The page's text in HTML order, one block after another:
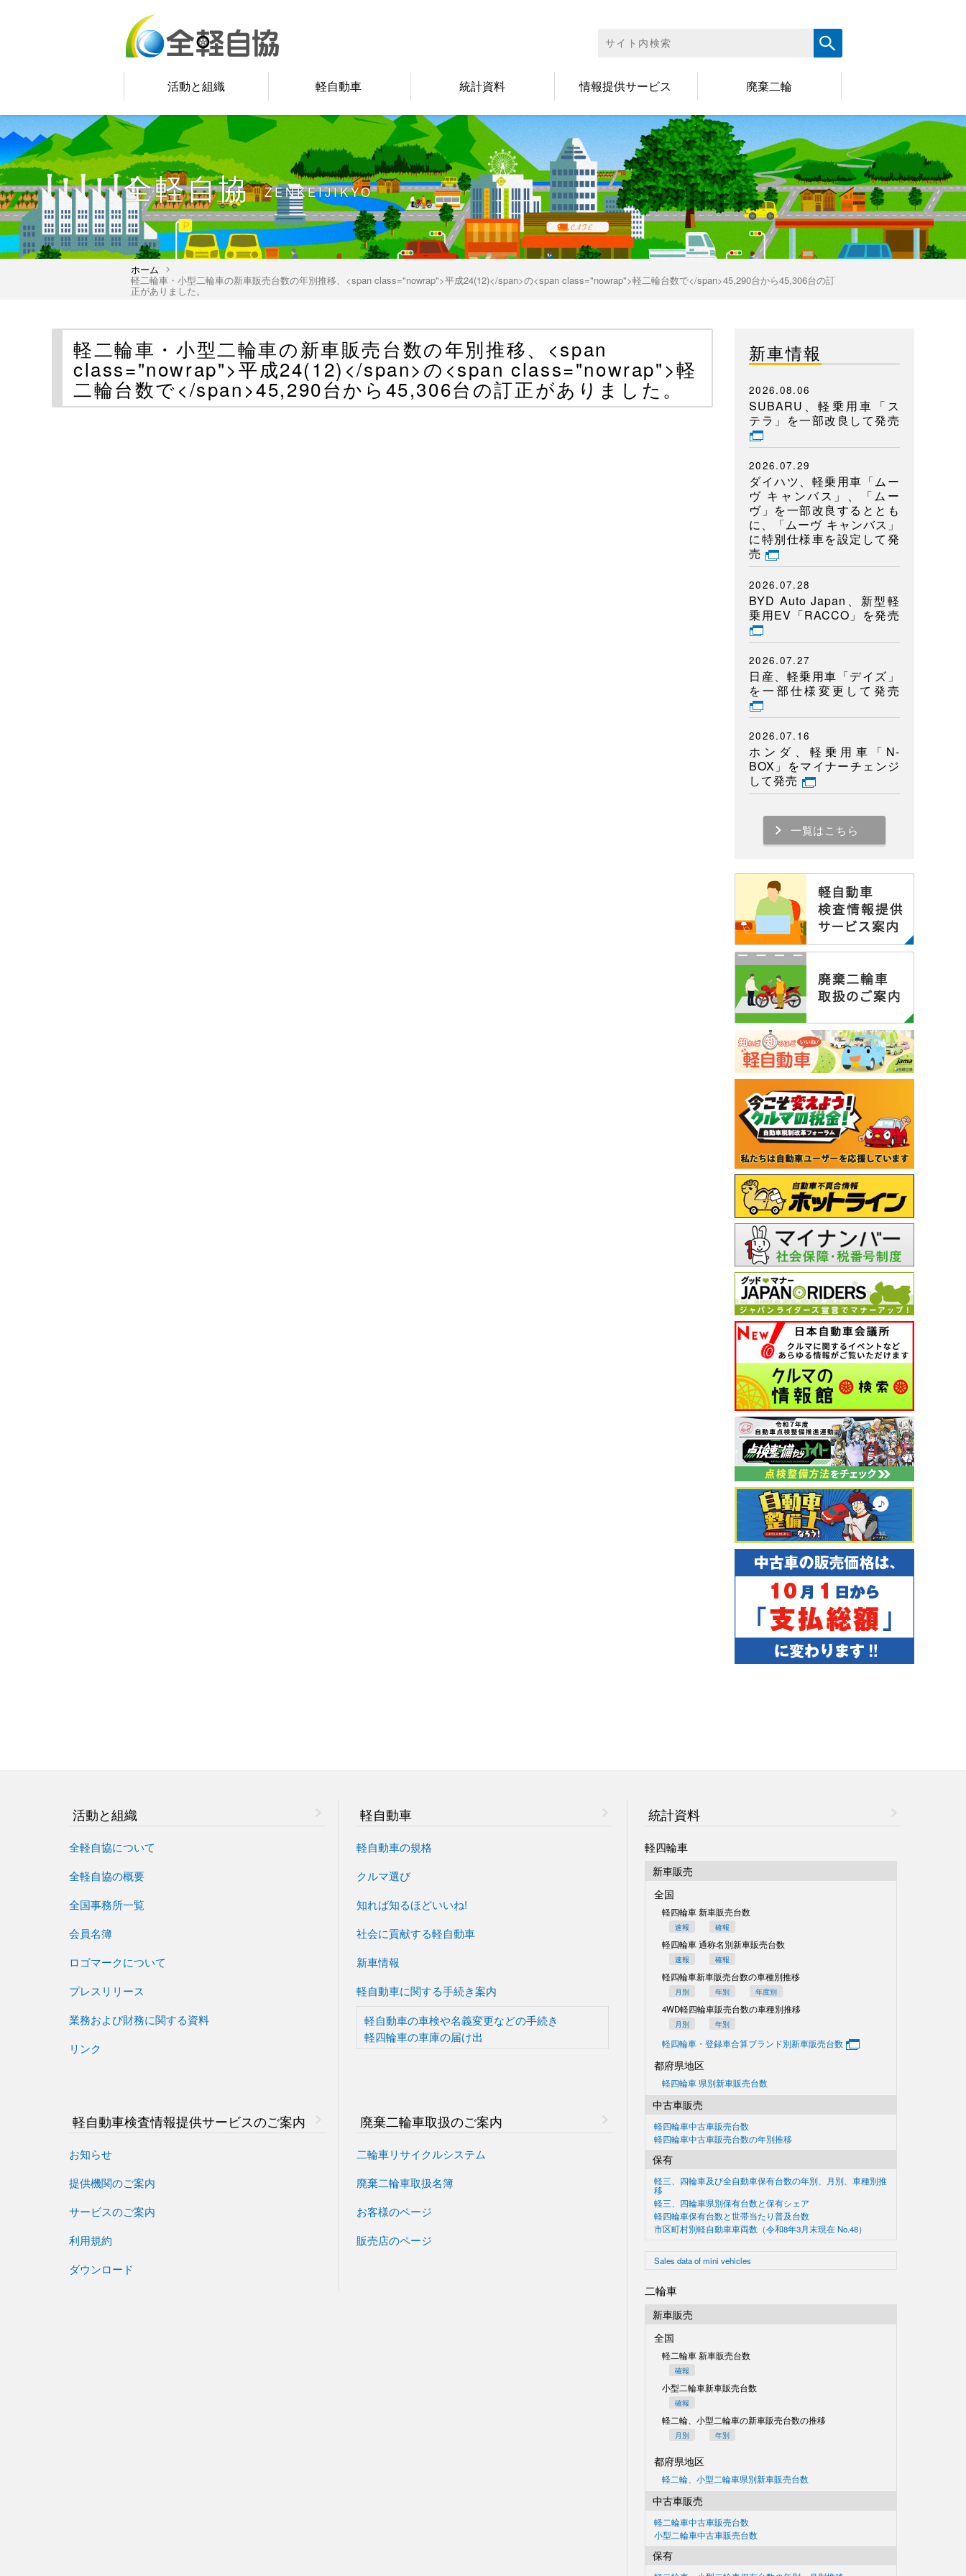
活動と組織 軽自動車 統計資料 情報提供サービス 廃棄二輪
索:
全軽自協 ZENKEIJIKYO
ホーム
軽二輪車・小型二輪車の新車販売台数の年別推移、<span class="nowrap">平成24(12)</span>の<span class="nowrap">軽二輪台数で</span>45,290台から45,306台の訂
正がありました。
軽二輪車・小型二輪車の新車販売台数の年別推移、<span
class="nowrap">平成24(12)</span>の<span class="nowrap">軽
二輪台数で</span>45,290台から45,306台の訂正がありました。
新車情報
2026.08.06
SUBARU、軽乗用車「ス
テラ」を一部改良して発売
2026.07.29
ダイハツ、軽乗用車「ムー
ヴ キャンバス」、「ムー
ヴ」を一部改良するととも
に、「ムーヴ キャンバス」
に特別仕様車を設定して発
売
2026.07.28
BYD Auto Japan、新型軽
乗用EV「RACCO」を発売
2026.07.27
日産、軽乗用車「デイズ」
を一部仕様変更して発売
2026.07.16
ホンダ、軽乗用車「N-
BOX」をマイナーチェンジ
して発売
一覧はこちら
活動と組織
全軽自協について
全軽自協の概要
全国事務所一覧
会員名簿
ロゴマークについて
プレスリリース
業務および財務に関する資料
リンク
軽自動車
軽自動車の規格
クルマ選び
知れば知るほどいいね!
社会に貢献する軽自動車
新車情報
軽自動車に関する手続き案内
軽自動車の車検や名義変更などの手続き
軽四輪車の車庫の届け出
統計資料
軽四輪車
新車販売
全国
軽四輪車 新車販売台数
速報 確報
軽四輪車 通称名別新車販売台数
速報 確報
軽四輪車新車販売台数の車種別推移
月別 年別 年度別
4WD軽四輪車販売台数の車種別推移
月別 年別
軽四輪車・登録車合算ブランド別新車販売台数
都府県地区
軽四輪車 県別新車販売台数
中古車販売
軽四輪車中古車販売台数
軽四輪車中古車販売台数の年別推移
保有
軽三、四輪車及び全自動車保有台数の年別、月別、車種別推
移
軽三、四輪車県別保有台数と保有シェア
軽四輪車保有台数と世帯当たり普及台数
市区町村別軽自動車車両数（令和8年3月末現在No.48）
Sales data of mini vehicles
二輪車
新車販売
全国
軽二輪車 新車販売台数
確報
小型二輪車新車販売台数
確報
軽二輪、小型二輪車の新車販売台数の推移
月別 年別
都府県地区
軽二輪、小型二輪車県別新車販売台数
中古車販売
軽二輪車中古車販売台数
小型二輪車中古車販売台数
保有
軽自動車検査情報提供サービスのご案内
お知らせ
提供機関のご案内
サービスのご案内
利用規約
ダウンロード
廃棄二輪車取扱のご案内
二輪車リサイクルシステム
廃棄二輪車取扱名簿
お客様のページ
販売店のページ